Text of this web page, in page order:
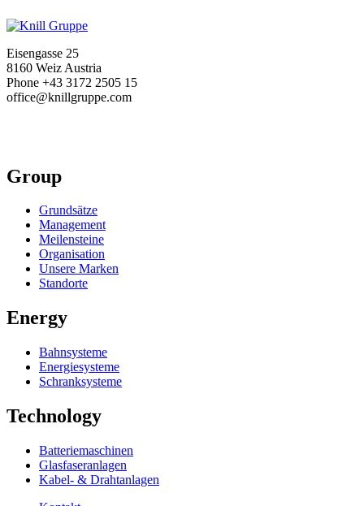
Eisengasse 25
8160 Weiz Austria
Phone +43 3172 2505 15
office@knillgruppe.com
Group
Grundsätze
Management
Meilensteine
Organisation
Unsere Marken
Standorte
Energy
Bahnsysteme
Energiesysteme
Schranksysteme
Technology
Batteriemaschinen
Glasfaseranlagen
Kabel- & Drahtanlagen